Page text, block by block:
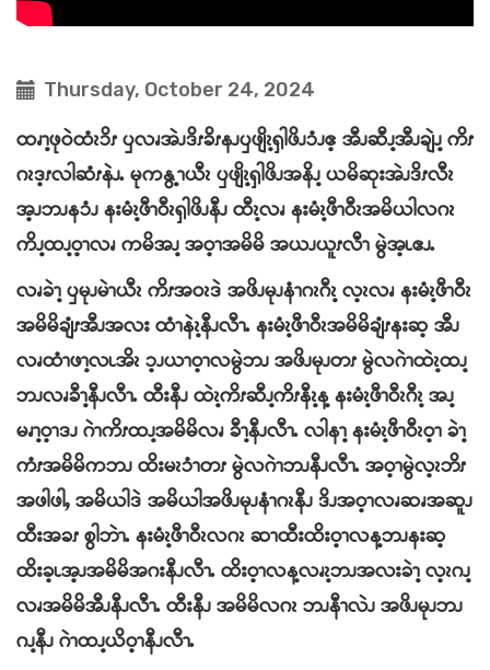
Thursday, October 24, 2024
ထၧၫ့ဖုဝဲထံၩၥိၭ ၦလၧအဲၪဒိၭခိၭနၪၦဖျိၩ့ၡါဖိၪၥံၪဧ့ အီၪဆီၪ့အီၪချဲၪ့ ကိၭ
ဂၩဒ့ၭလါဆံၭနဲၪႉ မုကနွ့ၫယီၩ ၦဖျိၩ့ၡါဖိၪအနိၪ့ ယမိဆုးအဲၪဒိၭလီၩ
အ့ၪဘၪနၥံၪ နးမံၩ့ဖီၫဝီၩၡါဖိၪနီၪ ထီၩ့လၧ နးမံၩ့ဖီၫဝီၩအမိယါလဂၩ
ကိၪ့ထၪ့ဝ့ၫလၧ ကမိအၪ့ အဝ့ၫအမိမိ အယၪယူၭလီၫ မွဲအ့ၬဧၪႉ
လၧခဲၫ့ ၦမုၪမဲၫယီၩ ကိၭအဝၩဒဲ အဖိၪမုၪနံၫဂၩဂီၩ့ လ့ၩလၧ နးမံၩ့ဖီၫဝီၩ
အမိမိချံၭအီၪအလး ထံၫနဲၩ့နီၪလီၫႉ နးမံၩ့ဖီၫဝီၩအမိမိချံၭနးဆ့ အီၪ
လၧထံၫဖၫ့လၬအိၩ ၥ့ၪယၫဝ့ၫလမွဲဘၪ အဖိၪမုၪတၭ မွဲလဂဲၫထဲၩ့ထၪ့
ဘၪလၧခီၫ့နီၪလီၫႉ ထီးနီၪ ထဲၩ့ကိၭဆီၪ့ကိၭနီၩ့န့ နးမံၩ့ဖီၫဝီၩဂီၩ့ အၪ့
မၧၫ့ဝ့ၫဒၪ ဂဲၫကိၭထၪ့အမိမိလၧ ခီၫ့နီၪလီၫႉ လါနၫ့ နးမံၩ့ဖီၫဝီၩဝ့ၫ ခဲၫ့
ကံၭအမိမိကဘၪ ထိးမၩၥံၫတၭ မွဲလဂဲၫဘၪနီၪလီၫႉ အဝ့ၫမွဲလ့ၩဘိၭ
အဖါဖါႇ အမိယါဒဲ အမိယါအဖိၪမုၪနံၫဂၩနီၪ ဒိၪအဝ့ၫလၧဆၧအဆူၪ
ထီးအခၭ စွါဘဲၫႉ နးမံၩ့ဖီၫဝီၩလဂၩ ဆၫထီးထိးဝ့ၫလန့ဘၪနးဆ့
ထိးခ့ၬအ့ၪအမိမိအဂးနီၪလီၫႉ ထိးဝ့ၫလန့လၧၩ့ဘၪအလးခဲၫ့ လ့ၩဂၪ့
လၧအမိမိအီၪနီၪလီၫႉ ထီးနီၪ အမိမိလဂၩ ဘၪနီၫလဲၪ အဖိၪမုၪဘၪ
ဂၪ့နီၪ ဂဲၫထၪ့ယိဝ့ၫနီၪလီၫႉ